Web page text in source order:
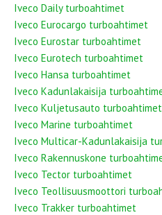
Iveco Daily turboahtimet
Iveco Eurocargo turboahtimet
Iveco Eurostar turboahtimet
Iveco Eurotech turboahtimet
Iveco Hansa turboahtimet
Iveco Kadunlakaisija
Iveco Kuljetusauto turboahtimet
Iveco Marine turboahtimet
Iveco Multicar-Kadunlakaisija
Iveco Rakennuskone
Iveco Tector turboahtimet
Iveco Teollisuusmoottori
Iveco Trakker turboahtimet